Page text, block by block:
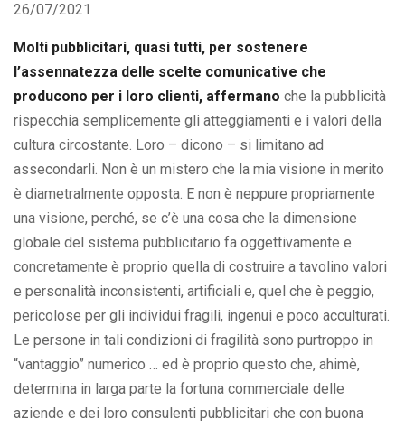
26/07/2021
Molti pubblicitari, quasi tutti, per sostenere
l’assennatezza delle scelte comunicative che
producono per i loro clienti, affermano che la pubblicità
rispecchia semplicemente gli atteggiamenti e i valori della
cultura circostante. Loro – dicono – si limitano ad
assecondarli. Non è un mistero che la mia visione in merito
è diametralmente opposta. E non è neppure propriamente
una visione, perché, se c’è una cosa che la dimensione
globale del sistema pubblicitario fa oggettivamente e
concretamente è proprio quella di costruire a tavolino valori
e personalità inconsistenti, artificiali e, quel che è peggio,
pericolose per gli individui fragili, ingenui e poco acculturati.
Le persone in tali condizioni di fragilità sono purtroppo in
“vantaggio” numerico … ed è proprio questo che, ahimè,
determina in larga parte la fortuna commerciale delle
aziende e dei loro consulenti pubblicitari che con buona